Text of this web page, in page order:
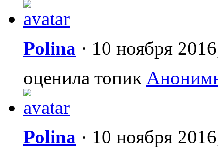
Polina · 10 ноября
оценила топик
Polina · 10 ноября